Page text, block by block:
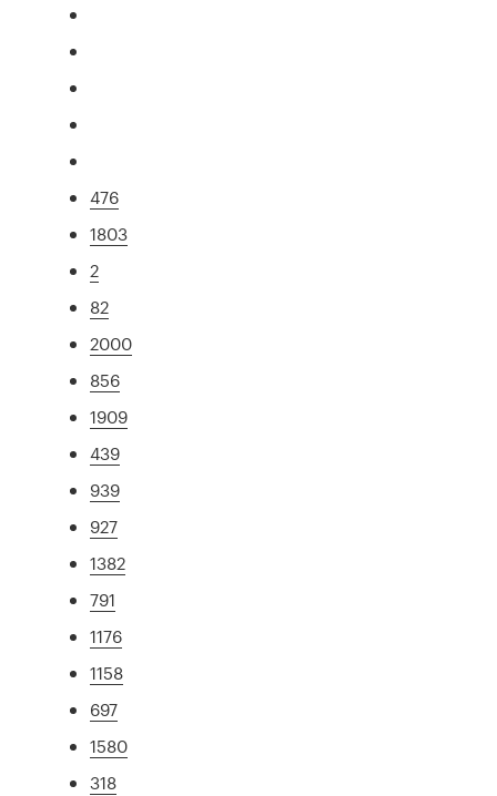
476
1803
2
82
2000
856
1909
439
939
927
1382
791
1176
1158
697
1580
318